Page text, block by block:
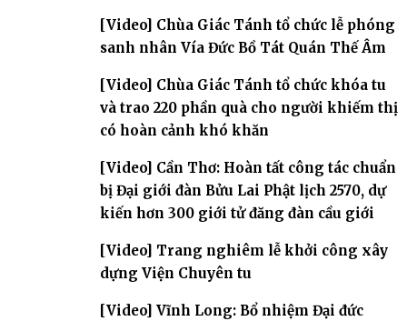
[Video] Chùa Giác Tánh tổ chức lễ phóng
sanh nhân Vía Đức Bồ Tát Quán Thế Âm
[Video] Chùa Giác Tánh tổ chức khóa tu
và trao 220 phần quà cho người khiếm thị
có hoàn cảnh khó khăn
[Video] Cần Thơ: Hoàn tất công tác chuẩn
bị Đại giới đàn Bửu Lai Phật lịch 2570, dự
kiến hơn 300 giới tử đăng đàn cầu giới
[Video] Trang nghiêm lễ khởi công xây
dựng Viện Chuyên tu
[Video] Vĩnh Long: Bổ nhiệm Đại đức